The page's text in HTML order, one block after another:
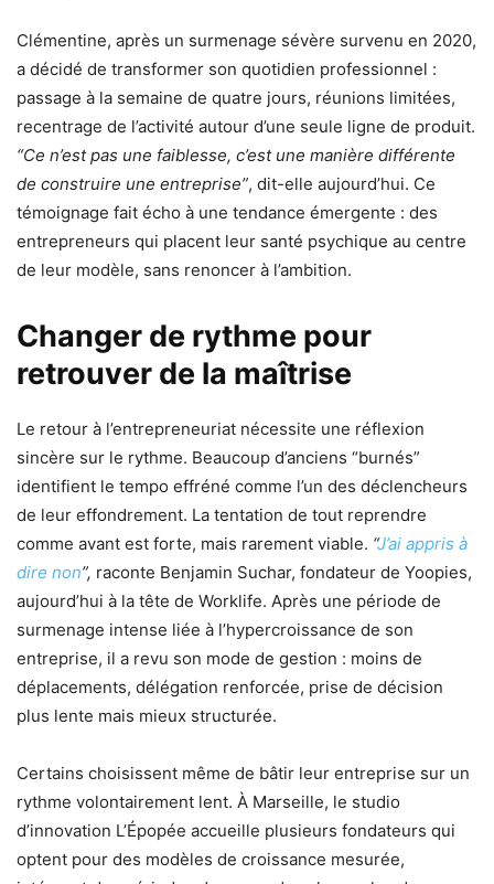
Clémentine, après un surmenage sévère survenu en 2020,
a décidé de transformer son quotidien professionnel :
passage à la semaine de quatre jours, réunions limitées,
recentrage de l’activité autour d’une seule ligne de produit.
“Ce n’est pas une faiblesse, c’est une manière différente
de construire une entreprise”, dit-elle aujourd’hui. Ce
témoignage fait écho à une tendance émergente : des
entrepreneurs qui placent leur santé psychique au centre
de leur modèle, sans renoncer à l’ambition.
Changer de rythme pour
retrouver de la maîtrise
Le retour à l’entrepreneuriat nécessite une réflexion
sincère sur le rythme. Beaucoup d’anciens “burnés”
identifient le tempo effréné comme l’un des déclencheurs
de leur effondrement. La tentation de tout reprendre
comme avant est forte, mais rarement viable. “J’ai appris à
dire non”, raconte Benjamin Suchar, fondateur de Yoopies,
aujourd’hui à la tête de Worklife. Après une période de
surmenage intense liée à l’hypercroissance de son
entreprise, il a revu son mode de gestion : moins de
déplacements, délégation renforcée, prise de décision
plus lente mais mieux structurée.
Certains choisissent même de bâtir leur entreprise sur un
rythme volontairement lent. À Marseille, le studio
d’innovation L’Épopée accueille plusieurs fondateurs qui
optent pour des modèles de croissance mesurée,